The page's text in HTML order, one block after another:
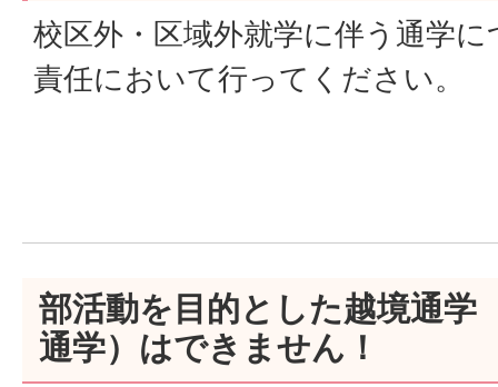
校区外・区域外就学に伴う通学
責任において行ってください。
部活動を目的とした越境通学
通学）はできません！